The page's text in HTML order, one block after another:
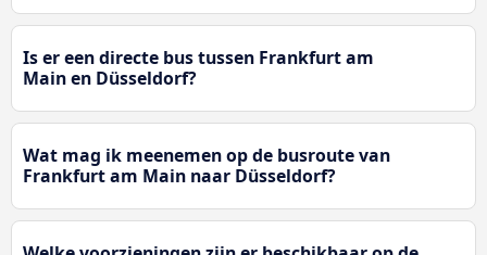
Is er een directe bus tussen Frankfurt am
Main en Düsseldorf?
Wat mag ik meenemen op de busroute van
Frankfurt am Main naar Düsseldorf?